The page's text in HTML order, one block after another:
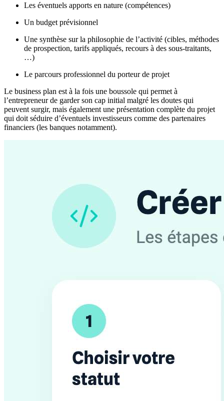
Les éventuels apports en nature (compétences)
Un budget prévisionnel
Une synthèse sur la philosophie de l’activité (cibles, méthodes
de prospection, tarifs appliqués, recours à des sous-traitants,
…)
Le parcours professionnel du porteur de projet
Le business plan est à la fois une boussole qui permet à
l’entrepreneur de garder son cap initial malgré les doutes qui
peuvent surgir, mais également une présentation complète du projet
qui doit séduire d’éventuels investisseurs comme des partenaires
financiers (les banques notamment).